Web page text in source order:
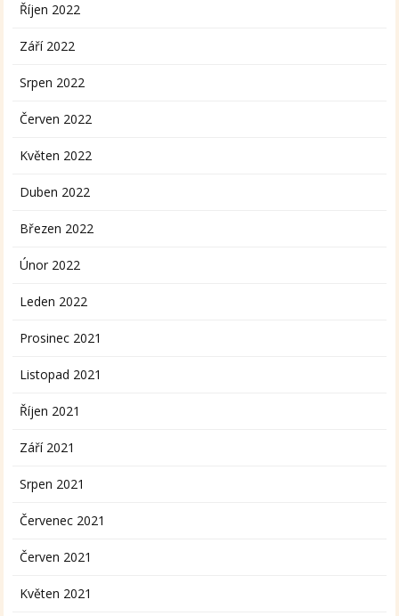
Říjen 2022
Září 2022
Srpen 2022
Červen 2022
Květen 2022
Duben 2022
Březen 2022
Únor 2022
Leden 2022
Prosinec 2021
Listopad 2021
Říjen 2021
Září 2021
Srpen 2021
Červenec 2021
Červen 2021
Květen 2021